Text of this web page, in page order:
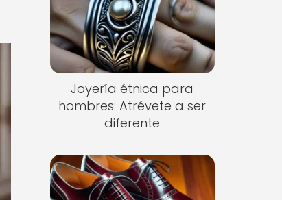
Joyería étnica para
hombres: Atrévete a ser
diferente